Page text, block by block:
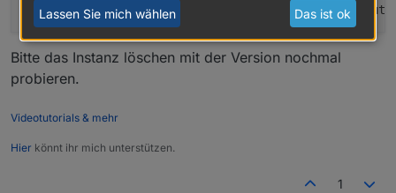
(focriver76) allow instance deletion when
Bitte das Instanz löschen mit der Version nochmal
probieren.
Videotutorials & mehr
Hier könnt ihr mich unterstützen.
1
Lassen Sie mich wählen Das ist ok